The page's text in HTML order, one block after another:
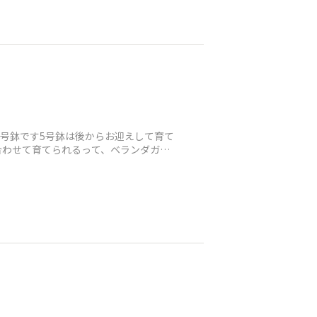
鉢です5号鉢は後からお迎えして育て
せて育てられるって、ベランダガー